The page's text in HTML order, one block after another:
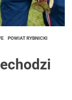
POWIAT RYBNICKI